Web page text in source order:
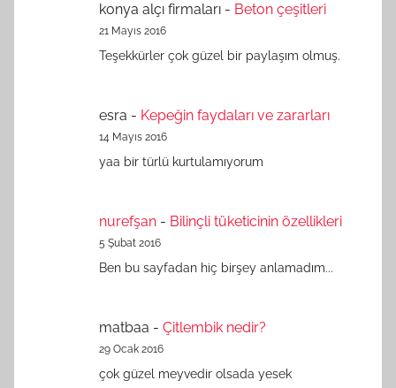
konya alçı firmaları - Beton çeşitleri
21 Mayıs 2016
Teşekkürler çok güzel bir paylaşım olmuş.
esra - Kepeğin faydaları ve zararları
14 Mayıs 2016
yaa bir türlü kurtulamıyorum
nurefşan - Bilinçli tüketicinin özellikleri
5 Şubat 2016
Ben bu sayfadan hiç birşey anlamadım...
matbaa - Çitlembik nedir?
29 Ocak 2016
çok güzel meyvedir olsada yesek